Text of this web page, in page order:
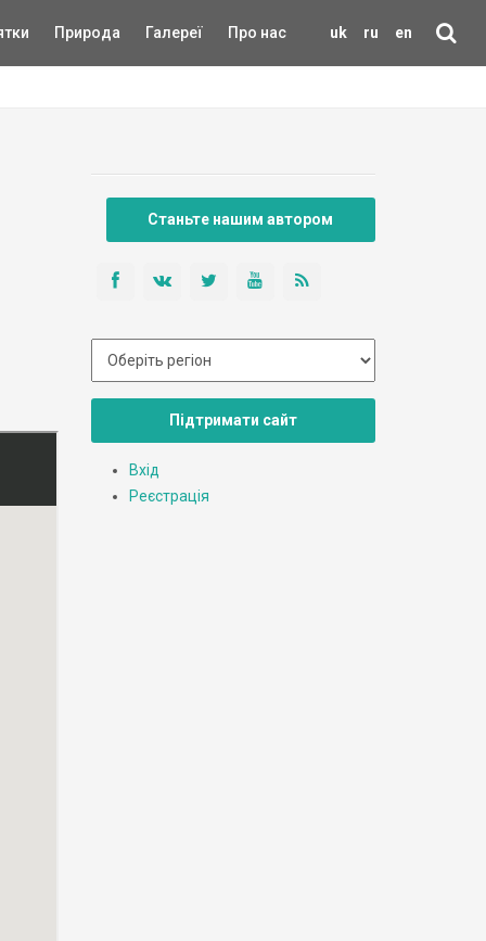
uk ru en
Природа Галереї Про нас
Станьте нашим автором
Підтримати сайт
Вхід
Реєстрація